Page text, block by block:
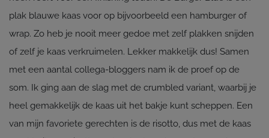
plak blauwe kaas voor op bijvoorbeeld een hamburger of
wrap. Zo heb je nooit meer gedoe met zelf plakken snijden
of zelf je kaas verkruimelen. Lekker makkelijk dus! Samen
met een aantal collega-bloggers nam ik de proef op de
som. Ik ging aan de slag met de crumbled variant, waarbij je
heel gemakkelijk de kaas uit het bakje kunt scheppen. Een
van mijn favoriete gerechten is de risotto, dus met de kaas